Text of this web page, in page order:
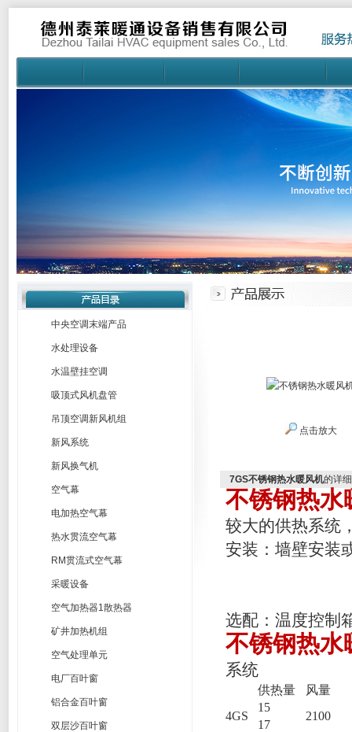
中央空调末端产品
水处理设备
水温壁挂空调
吸顶式风机盘管
吊顶空调新风机组
新风系统
新风换气机
空气幕
电加热空气幕
热水贯流空气幕
RM贯流式空气幕
采暖设备
空气加热器1散热器
矿井加热机组
空气处理单元
电厂百叶窗
铝合金百叶窗
双层沙百叶窗
点击放大
7GS不锈钢热水暖风机的详
不锈钢热水
较大的供热系统
安装：墙壁安装
选配：温度控制
不锈钢热水
系统
供热量
风量
4GS
15
2100
17